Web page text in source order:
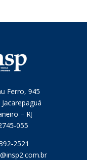
Ferro, 945
– RJ
055
2521